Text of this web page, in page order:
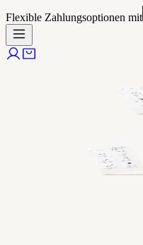
Flexible Zahlungsoptionen mit